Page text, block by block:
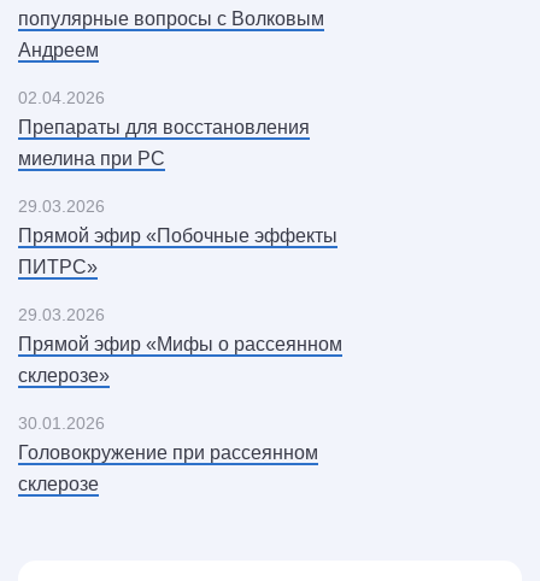
популярные вопросы с Волковым
Андреем
02.04.2026
Препараты для восстановления
миелина при РС
29.03.2026
Прямой эфир «Побочные эффекты
ПИТРС»
29.03.2026
Прямой эфир «Мифы о рассеянном
склерозе»
30.01.2026
Головокружение при рассеянном
склерозе